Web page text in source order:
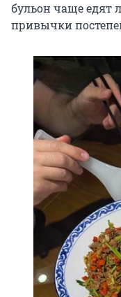
бульон чаще едят
привычки